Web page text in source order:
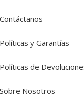
Contáctanos
Políticas y Garantías
Políticas de
Sobre Nosotros